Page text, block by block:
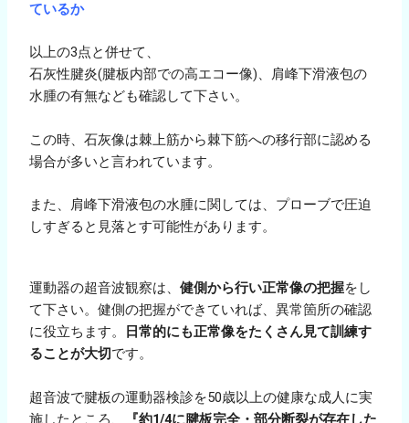
ているか
以上の3点と併せて、
石灰性腱炎(腱板内部での高エコー像)、肩峰下滑液包の
水腫の有無なども確認して下さい。
この時、石灰像は棘上筋から棘下筋への移行部に認める
場合が多いと言われています。
また、肩峰下滑液包の水腫に関しては、プローブで圧迫
しすぎると見落とす可能性があります。
運動器の超音波観察は、健側から行い正常像の把握をし
て下さい。健側の把握ができていれば、異常箇所の確認
に役立ちます。
日常的にも正常像をたくさん見て訓練す
ることが大切です。
超音波で腱板の運動器検診を50歳以上の健康な成人に実
施したところ、
『約1/4に腱板完全・部分断裂が存在した